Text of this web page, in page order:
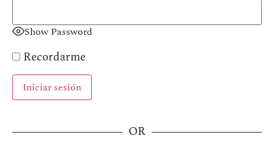
Show Password
Recordarme
OR